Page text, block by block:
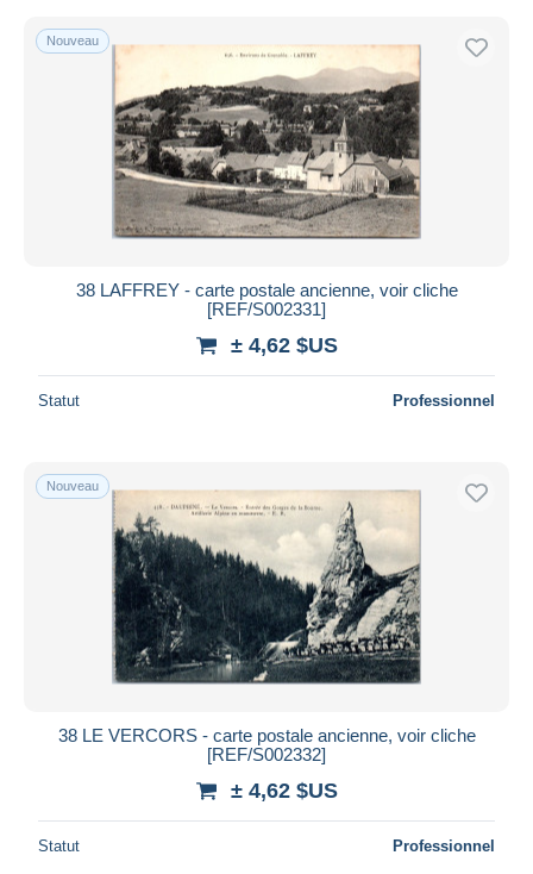
Nouveau
38 LAFFREY - carte postale ancienne, voir cliche
[REF/S002331]
± 4,62 $US
Statut Professionnel
Nouveau
38 LE VERCORS - carte postale ancienne, voir cliche
[REF/S002332]
± 4,62 $US
Statut Professionnel